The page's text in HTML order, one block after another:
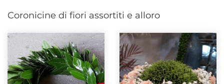
Coronicine di fiori assortiti e alloro